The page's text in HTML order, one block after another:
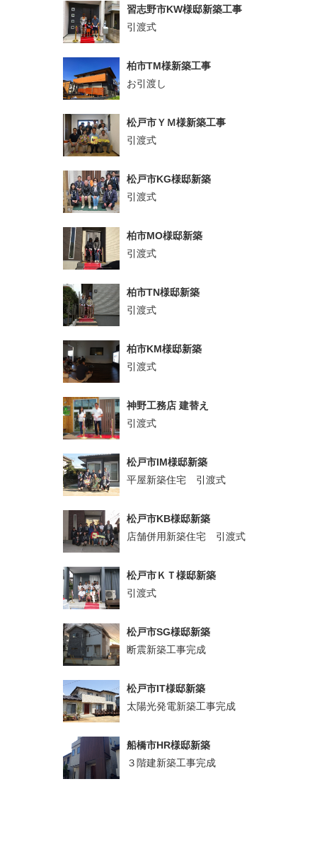
習志野市KW様邸新築工事
引渡式
柏市TM様新築工事
お引渡し
松戸市ＹＭ様新築工事
引渡式
松戸市KG様邸新築
引渡式
柏市MO様邸新築
引渡式
柏市TN様邸新築
引渡式
柏市KM様邸新築
引渡式
神野工務店 建替え
引渡式
松戸市IM様邸新築
平屋新築住宅 引渡式
松戸市KB様邸新築
店舗併用新築住宅 引渡式
松戸市ＫＴ様邸新築
引渡式
松戸市SG様邸新築
断震新築工事完成
松戸市IT様邸新築
太陽光発電新築工事完成
船橋市HR様邸新築
３階建新築工事完成